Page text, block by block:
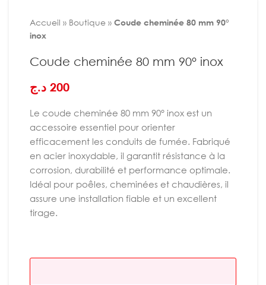
Accueil » Boutique » Coude cheminée 80 mm 90°
inox
Coude cheminée 80 mm 90° inox
200 د.ج
Le coude cheminée 80 mm 90° inox est un
accessoire essentiel pour orienter
efficacement les conduits de fumée. Fabriqué
en acier inoxydable, il garantit résistance à la
corrosion, durabilité et performance optimale.
Idéal pour poêles, cheminées et chaudières, il
assure une installation fiable et un excellent
tirage.